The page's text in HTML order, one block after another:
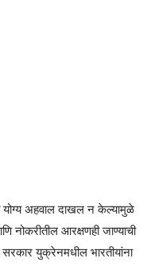
योग्य अहवाल दाखल न केल्यामुळे
नोकरीतील आरक्षणही जाण्याची
युक्रेनमधील भारतीयांना